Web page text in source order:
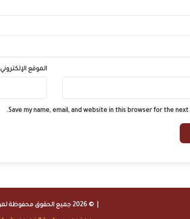
الموقع الإلكتروني
Save my name, email, and website in this browser for the
| © 2026 جميع الحقوق محفوظة لموقع